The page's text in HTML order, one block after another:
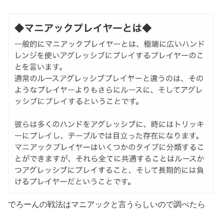
でろーんの戦法はマニアックと言うらしいので調べたら